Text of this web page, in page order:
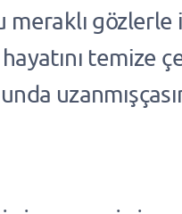
meraklı gözlerle
temize